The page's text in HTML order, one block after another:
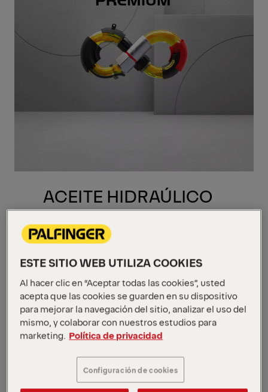
ACEITE HIDRAÚLICO
PALFINGER PREMIUM
El aceite hidráulico PALFINGER PREMIUM
ha sido formulado para proteger el sistema
hidráulico contra el desgaste en una
funcionamiento severas. Dado que ha sido
desarrollado con un aceite base del Grupo
II, puede proporcionar una extraordinaria
estabilidad al cizallamiento; manteniendo
componentes de los sistemas hidráulicos
sometidos a grandes esfuerzos.
ESTE SITIO WEB UTILIZA COOKIES
Al hacer clic en “Aceptar todas las cookies”, usted
acepta que las cookies se guarden en su dispositivo
para mejorar la navegación del sitio, analizar el uso del
mismo, y colaborar con nuestros estudios para
marketing. Política de privacidad
Configuración de cookies